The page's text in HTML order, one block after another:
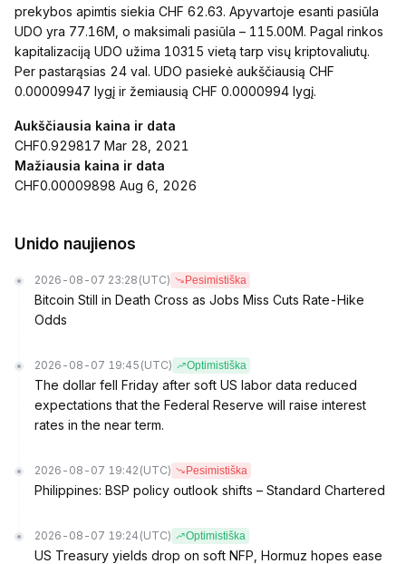
prekybos apimtis siekia CHF 62.63. Apyvartoje esanti pasiūla
UDO yra 77.16M, o maksimali pasiūla – 115.00M. Pagal rinkos
kapitalizaciją UDO užima 10315 vietą tarp visų kriptovaliutų.
Per pastarąsias 24 val. UDO pasiekė aukščiausią CHF
0.00009947 lygį ir žemiausią CHF 0.0000994 lygį.
Aukščiausia kaina ir data
CHF0.929817 Mar 28, 2021
Mažiausia kaina ir data
CHF0.00009898 Aug 6, 2026
Unido naujienos
2026-08-07 23:28 (UTC) Pesimistiška
Bitcoin Still in Death Cross as Jobs Miss Cuts Rate-Hike
Odds
2026-08-07 19:45 (UTC) Optimistiška
The dollar fell Friday after soft US labor data reduced
expectations that the Federal Reserve will raise interest
rates in the near term.
2026-08-07 19:42 (UTC) Pesimistiška
Philippines: BSP policy outlook shifts – Standard Chartered
2026-08-07 19:24 (UTC) Optimistiška
US Treasury yields drop on soft NFP, Hormuz hopes ease